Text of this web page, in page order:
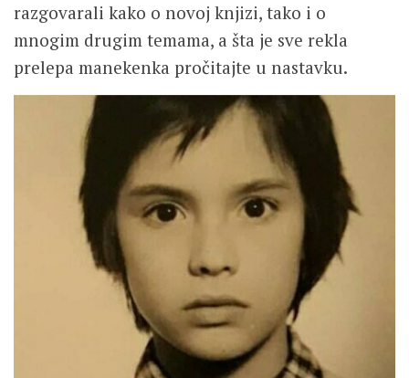
razgovarali kako o novoj knjizi, tako i o
mnogim drugim temama, a šta je sve rekla
prelepa manekenka pročitajte u nastavku.